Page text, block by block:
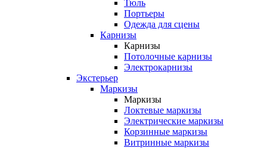
Тюль
Портьеры
Одежда для сцены
Карнизы
Карнизы
Потолочные карнизы
Электрокарнизы
Экстерьер
Маркизы
Маркизы
Локтевые маркизы
Электрические маркизы
Корзинные маркизы
Витринные маркизы